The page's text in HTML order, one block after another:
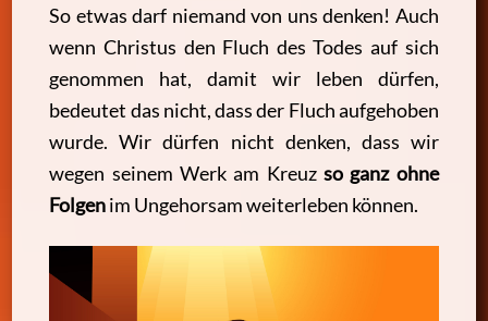
So etwas darf niemand von uns denken! Auch
wenn Christus den Fluch des Todes auf sich
genommen hat, damit wir leben dürfen,
bedeutet das nicht, dass der Fluch aufgehoben
wurde. Wir dürfen nicht denken, dass wir
wegen seinem Werk am Kreuzso ganz ohne
Folgenim Ungehorsam weiterleben können.